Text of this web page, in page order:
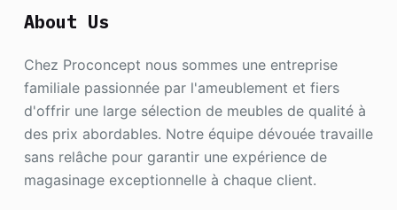
About Us
Chez Proconcept nous sommes une entreprise
familiale passionnée par l'ameublement et fiers
d'offrir une large sélection de meubles de qualité à
des prix abordables. Notre équipe dévouée travaille
sans relâche pour garantir une expérience de
magasinage exceptionnelle à chaque client.